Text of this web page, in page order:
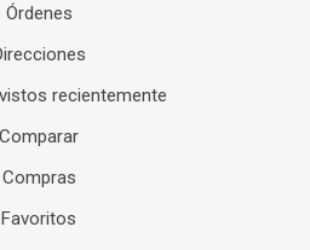
Órdenes
recientemente
Comparar
Compras
Favoritos